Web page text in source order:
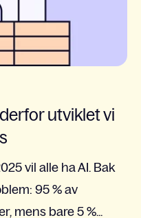
utviklet vi
vil alle ha AI. Bak
95 % av
mens bare 5 %...